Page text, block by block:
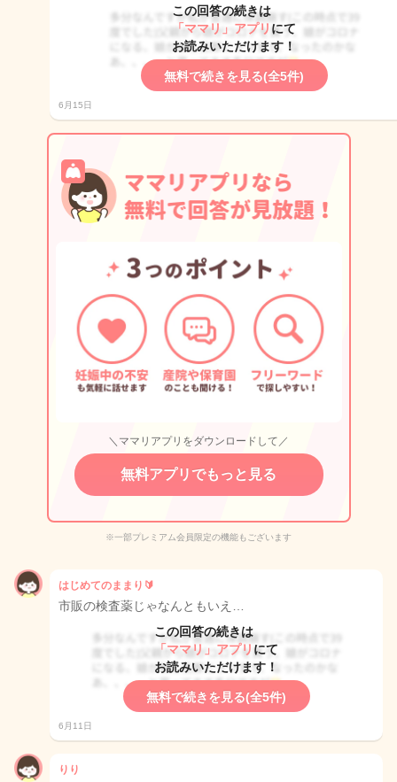
この回答の続きは
「ママリ」アプリ にて
お読みいただけます！
無料で続きを見る(全5件)
6月15日
＼ママリアプリをダウンロードして／
無料アプリでもっと見る
※一部プレミアム会員限定の機能もございます
はじめてのままり🔰
市販の検査薬じゃなんともいえ…
この回答の続きは
「ママリ」アプリ にて
お読みいただけます！
無料で続きを見る(全5件)
6月11日
りり